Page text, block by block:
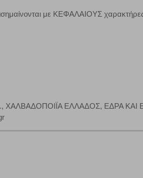
με ΚΕΦΑΛΑΙΟΥΣ
ΧΑΛΒΑΔΟΠΟΙΪΑ ΕΛΛΑΔΟΣ, ΕΔΡΑ ΚΑΙ
ρυθμίσεων